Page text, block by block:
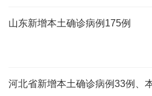
山东新增本土确诊病例175例
河北省新增本土确诊病例33例、